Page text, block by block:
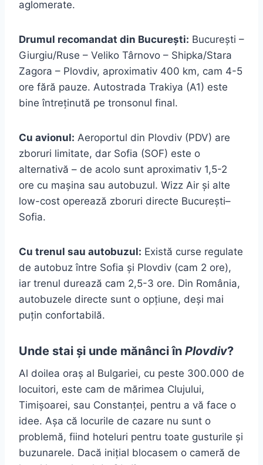
aglomerate.
Drumul recomandat din București: București –
Giurgiu/Ruse – Veliko Târnovo – Shipka/Stara
Zagora – Plovdiv, aproximativ 400 km, cam 4-5
ore fără pauze. Autostrada Trakiya (A1) este
bine întreținută pe tronsonul final.
Cu avionul: Aeroportul din Plovdiv (PDV) are
zboruri limitate, dar Sofia (SOF) este o
alternativă – de acolo sunt aproximativ 1,5-2
ore cu mașina sau autobuzul. Wizz Air și alte
low-cost operează zboruri directe București–
Sofia.
Cu trenul sau autobuzul: Există curse regulate
de autobuz între Sofia și Plovdiv (cam 2 ore),
iar trenul durează cam 2,5-3 ore. Din România,
autobuzele directe sunt o opțiune, deși mai
puțin confortabilă.
Unde stai și unde mănânci în Plovdiv?
Al doilea oraș al Bulgariei, cu peste 300.000 de
locuitori, este cam de mărimea Clujului,
Timișoarei, sau Constanței, pentru a vă face o
idee. Așa că locurile de cazare nu sunt o
problemă, fiind hoteluri pentru toate gusturile și
buzunarele. Dacă inițial blocasem o cameră de